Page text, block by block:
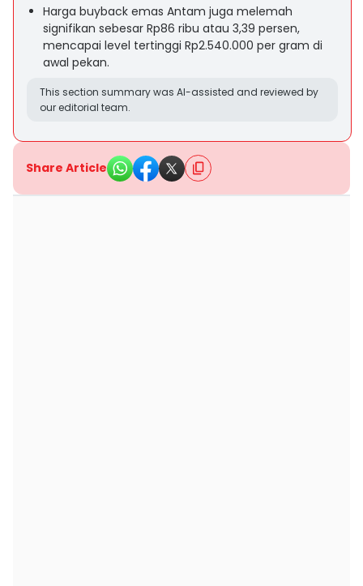
Harga buyback emas Antam juga melemah
signifikan sebesar Rp86 ribu atau 3,39 persen,
mencapai level tertinggi Rp2.540.000 per gram di
awal pekan.
This section summary was AI-assisted and reviewed by
our editorial team.
Share Article